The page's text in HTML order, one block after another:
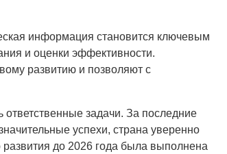
информация становится ключевым
и оценки эффективности.
развитию и позволяют с
задачи. За последние
успехи, страна уверенно
развития до 2026 года была выполнена